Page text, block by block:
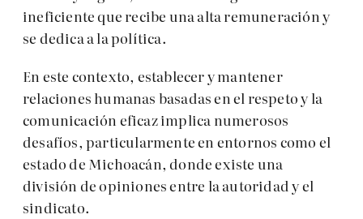
ineficiente que recibe una alta remuneración y
se dedica a la política.
En este contexto, establecer y mantener
relaciones humanas basadas en el respeto y la
comunicación eficaz implica numerosos
desafíos, particularmente en entornos como el
estado de Michoacán, donde existe una
división de opiniones entre la autoridad y el
sindicato.